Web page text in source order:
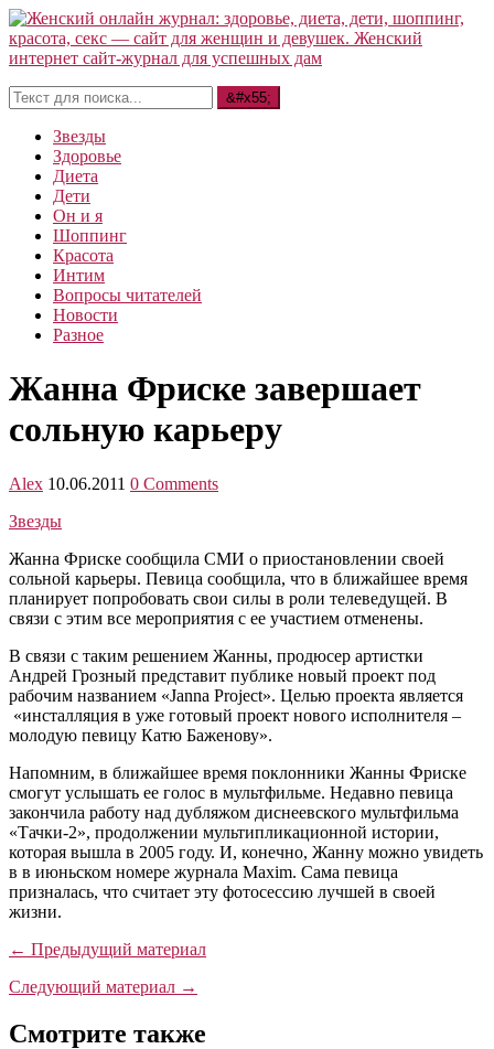
Звезды
Здоровье
Диета
Дети
Он и я
Шоппинг
Красота
Интим
Вопросы читателей
Новости
Разное
Жанна Фриске завершает
сольную карьеру
Alex 10.06.2011 0 Comments
Звезды
Жанна Фриске сообщила СМИ о приостановлении своей
сольной карьеры. Певица сообщила, что в ближайшее время
планирует попробовать свои силы в роли телеведущей. В
связи с этим все мероприятия с ее участием отменены.
В связи с таким решением Жанны, продюсер артистки
Андрей Грозный представит публике новый проект под
рабочим названием «Janna Project». Целью проекта является
«инсталляция в уже готовый проект нового исполнителя –
молодую певицу Катю Баженову».
Напомним, в ближайшее время поклонники Жанны Фриске
смогут услышать ее голос в мультфильме. Недавно певица
закончила работу над дубляжом диснеевского мультфильма
«Тачки-2», продолжении мультипликационной истории,
которая вышла в 2005 году. И, конечно, Жанну можно увидеть
в в июньском номере журнала Maxim. Сама певица
призналась, что считает эту фотосессию лучшей в своей
жизни.
← Предыдущий материал
Следующий материал →
Смотрите также